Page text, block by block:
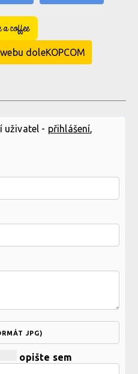
a Coffee
doleKOPCOM
uživatel - přihlášení,
JPG)
opište sem